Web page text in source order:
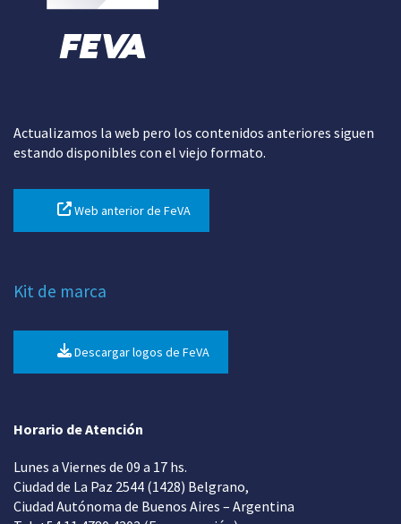
Actualizamos la web pero los contenidos anteriores siguen
estando disponibles con el viejo formato.
Web anterior de FeVA
Kit de marca
Descargar logos de FeVA
Horario de Atención
Lunes a Viernes de 09 a 17 hs.
Ciudad de La Paz 2544 (1428) Belgrano,
Ciudad Autónoma de Buenos Aires – Argentina